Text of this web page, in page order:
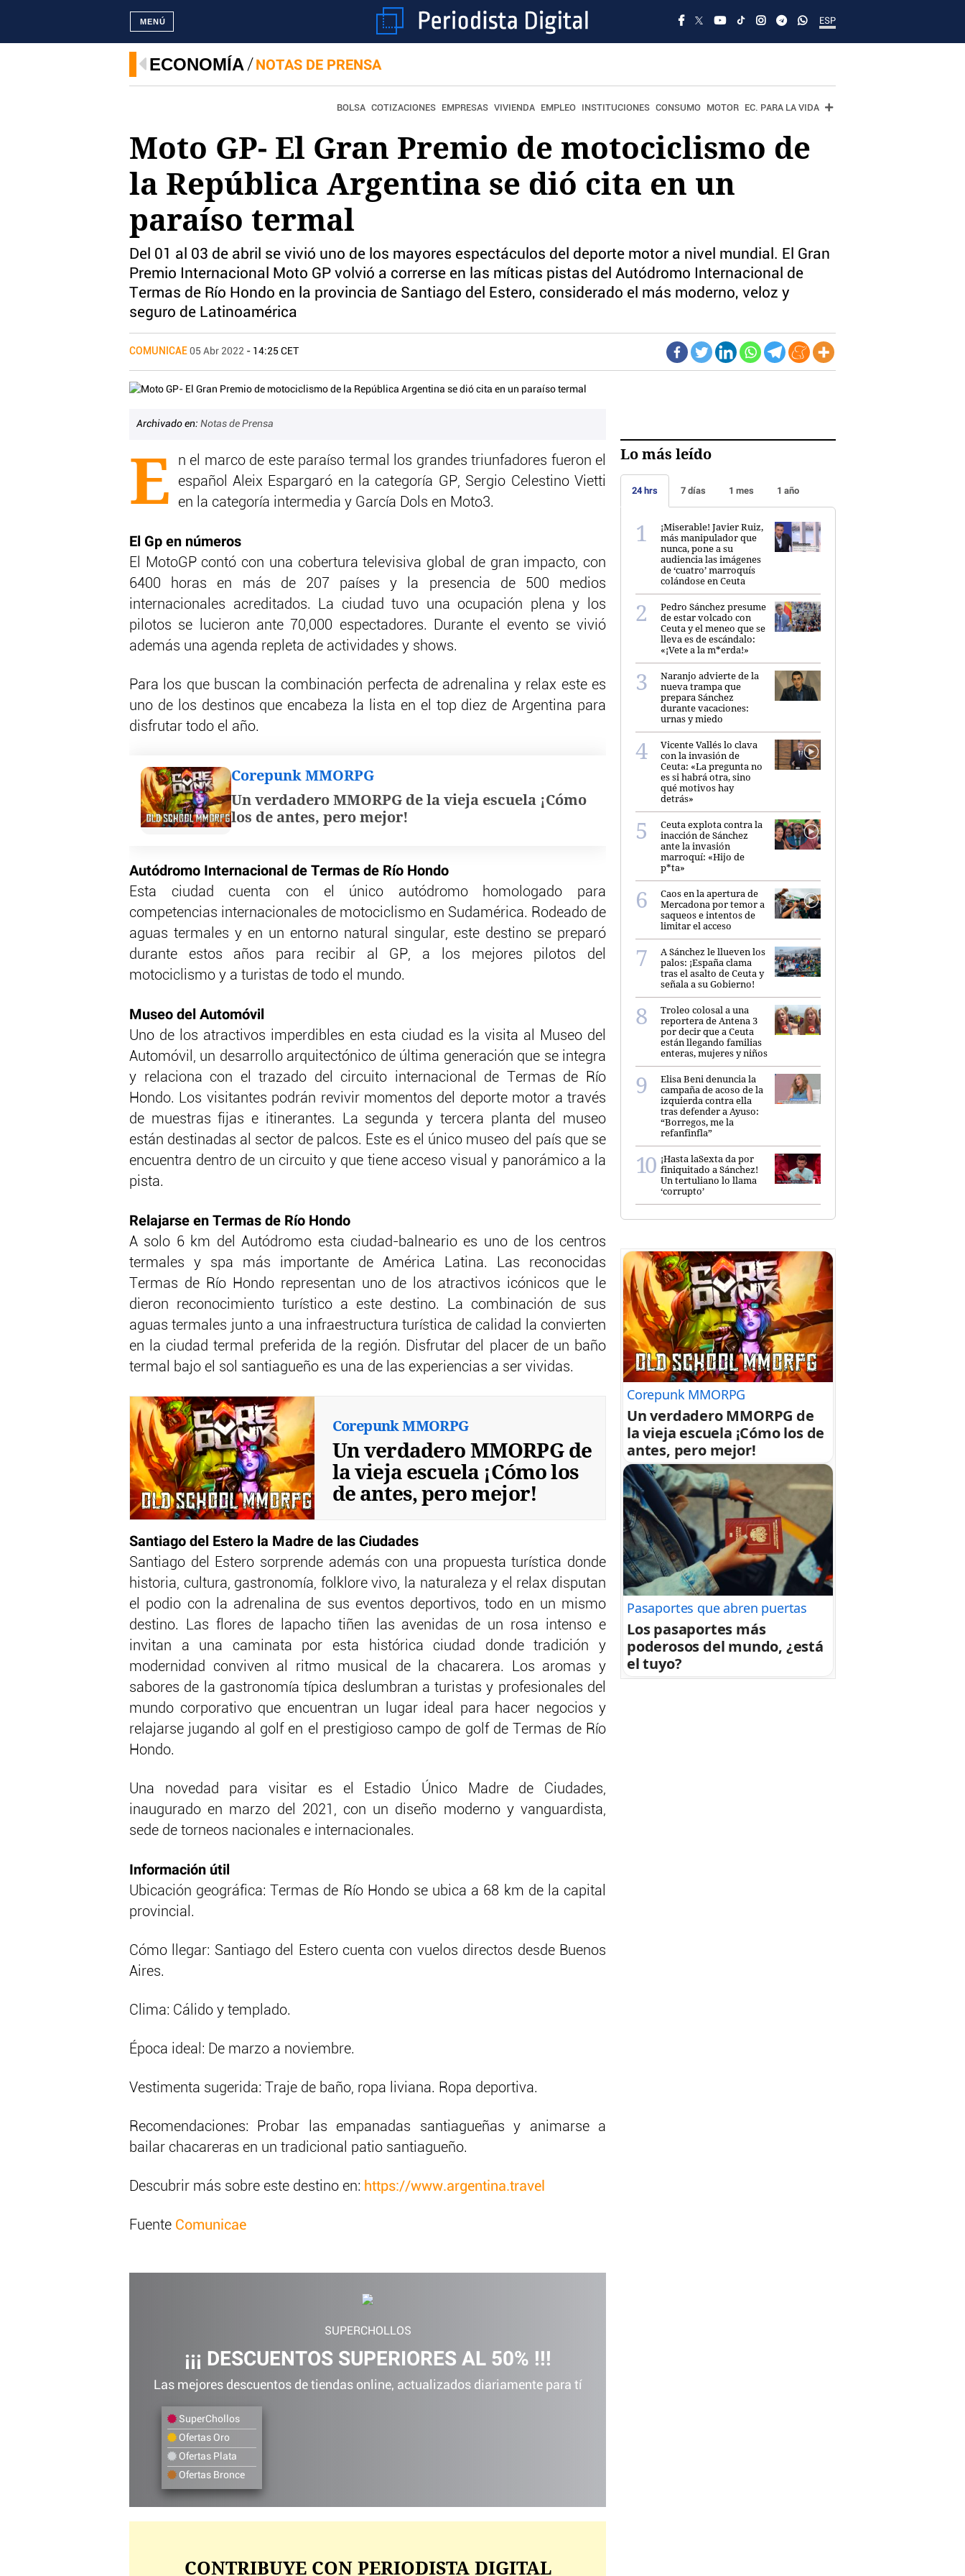
ESP
MENÚ
ECONOMÍA NOTAS DE PRENSA
BOLSA COTIZACIONES EMPRESAS VIVIENDA EMPLEO INSTITUCIONES CONSUMO MOTOR EC. PARA LA VIDA
Moto GP- El Gran Premio de motociclismo de
la República Argentina se dió cita en un
paraíso termal
Del 01 al 03 de abril se vivió uno de los mayores espectáculos del deporte motor a nivel mundial. El Gran
Premio Internacional Moto GP volvió a correrse en las míticas pistas del Autódromo Internacional de
Termas de Río Hondo en la provincia de Santiago del Estero, considerado el más moderno, veloz y
seguro de Latinoamérica
COMUNICAE 05 Abr 2022 - 14:25 CET
Archivado en: Notas de Prensa
E
n el marco de este paraíso termal los grandes triunfadores fueron el
español Aleix Espargaró en la categoría GP, Sergio Celestino Vietti
en la categoría intermedia y García Dols en Moto3.
El Gp en números
El MotoGP contó con una cobertura televisiva global de gran impacto, con
6400 horas en más de 207 países y la presencia de 500 medios
internacionales acreditados. La ciudad tuvo una ocupación plena y los
pilotos se lucieron ante 70,000 espectadores. Durante el evento se vivió
además una agenda repleta de actividades y shows.
Para los que buscan la combinación perfecta de adrenalina y relax este es
uno de los destinos que encabeza la lista en el top diez de Argentina para
disfrutar todo el año.
Corepunk MMORPG
Un verdadero MMORPG de la vieja escuela ¡Cómo
los de antes, pero mejor!
Autódromo Internacional de Termas de Río Hondo
Esta ciudad cuenta con el único autódromo homologado para
competencias internacionales de motociclismo en Sudamérica. Rodeado de
aguas termales y en un entorno natural singular, este destino se preparó
durante estos años para recibir al GP, a los mejores pilotos del
motociclismo y a turistas de todo el mundo.
Museo del Automóvil
Uno de los atractivos imperdibles en esta ciudad es la visita al Museo del
Automóvil, un desarrollo arquitectónico de última generación que se integra
y relaciona con el trazado del circuito internacional de Termas de Río
Hondo. Los visitantes podrán revivir momentos del deporte motor a través
de muestras fijas e itinerantes. La segunda y tercera planta del museo
están destinadas al sector de palcos. Este es el único museo del país que se
encuentra dentro de un circuito y que tiene acceso visual y panorámico a la
pista.
Relajarse en Termas de Río Hondo
A solo 6 km del Autódromo esta ciudad-balneario es uno de los centros
termales y spa más importante de América Latina. Las reconocidas
Termas de Río Hondo representan uno de los atractivos icónicos que le
dieron reconocimiento turístico a este destino. La combinación de sus
aguas termales junto a una infraestructura turística de calidad la convierten
en la ciudad termal preferida de la región. Disfrutar del placer de un baño
termal bajo el sol santiagueño es una de las experiencias a ser vividas.
Corepunk MMORPG
Un verdadero MMORPG de
la vieja escuela ¡Cómo los
de antes, pero mejor!
Santiago del Estero la Madre de las Ciudades
Santiago del Estero sorprende además con una propuesta turística donde
historia, cultura, gastronomía, folklore vivo, la naturaleza y el relax disputan
el podio con la adrenalina de sus eventos deportivos, todo en un mismo
destino. Las flores de lapacho tiñen las avenidas de un rosa intenso e
invitan a una caminata por esta histórica ciudad donde tradición y
modernidad conviven al ritmo musical de la chacarera. Los aromas y
sabores de la gastronomía típica deslumbran a turistas y profesionales del
mundo corporativo que encuentran un lugar ideal para hacer negocios y
relajarse jugando al golf en el prestigioso campo de golf de Termas de Río
Hondo.
Una novedad para visitar es el Estadio Único Madre de Ciudades,
inaugurado en marzo del 2021, con un diseño moderno y vanguardista,
sede de torneos nacionales e internacionales.
Información útil
Ubicación geográfica: Termas de Río Hondo se ubica a 68 km de la capital
provincial.
Cómo llegar: Santiago del Estero cuenta con vuelos directos desde Buenos
Aires.
Clima: Cálido y templado.
Época ideal: De marzo a noviembre.
Vestimenta sugerida: Traje de baño, ropa liviana. Ropa deportiva.
Recomendaciones: Probar las empanadas santiagueñas y animarse a
bailar chacareras en un tradicional patio santiagueño.
Descubrir más sobre este destino en: https://www.argentina.travel
Fuente Comunicae
SUPERCHOLLOS
¡¡¡ DESCUENTOS SUPERIORES AL 50% !!!
Las mejores descuentos de tiendas online, actualizados diariamente para tí
SuperChollos
Ofertas Oro
Ofertas Plata
Ofertas Bronce
CONTRIBUYE CON PERIODISTA DIGITAL
Lo más leído
24 hrs 7 días 1 mes 1 año
¡Miserable! Javier Ruiz,
más manipulador que
nunca, pone a su
audiencia las imágenes
de ‘cuatro’ marroquís
colándose en Ceuta
Pedro Sánchez presume
de estar volcado con
Ceuta y el meneo que se
lleva es de escándalo:
«¡Vete a la m*erda!»
Naranjo advierte de la
nueva trampa que
prepara Sánchez
durante vacaciones:
urnas y miedo
Vicente Vallés lo clava
con la invasión de
Ceuta: «La pregunta no
es si habrá otra, sino
qué motivos hay
detrás»
Ceuta explota contra la
inacción de Sánchez
ante la invasión
marroquí: «Hijo de
p*ta»
Caos en la apertura de
Mercadona por temor a
saqueos e intentos de
limitar el acceso
A Sánchez le llueven los
palos: ¡España clama
tras el asalto de Ceuta y
señala a su Gobierno!
Troleo colosal a una
reportera de Antena 3
por decir que a Ceuta
están llegando familias
enteras, mujeres y niños
Elisa Beni denuncia la
campaña de acoso de la
izquierda contra ella
tras defender a Ayuso:
“Borregos, me la
refanfinfla”
¡Hasta laSexta da por
finiquitado a Sánchez!
Un tertuliano lo llama
‘corrupto’
Corepunk MMORPG
Un verdadero MMORPG de
la vieja escuela ¡Cómo los de
antes, pero mejor!
Pasaportes que abren puertas
Los pasaportes más
poderosos del mundo, ¿está
el tuyo?